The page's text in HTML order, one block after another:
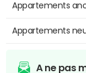
Appartements
Appartements
A ne pas